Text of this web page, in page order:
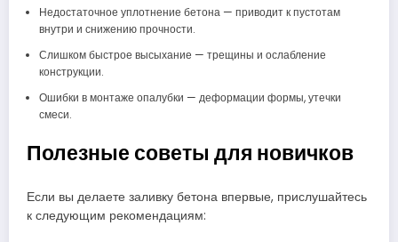
Недостаточное уплотнение бетона — приводит к пустотам
внутри и снижению прочности.
Слишком быстрое высыхание — трещины и ослабление
конструкции.
Ошибки в монтаже опалубки — деформации формы, утечки
смеси.
Полезные советы для новичков
Если вы делаете заливку бетона впервые, прислушайтесь
к следующим рекомендациям: